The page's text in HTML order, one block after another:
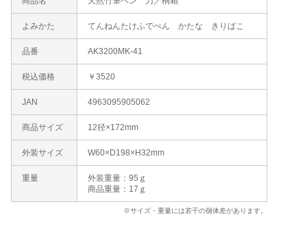
※サイズ・重量には若干の個体差があります。
よみかた てんねんたけふでぺん かたな きりばこ
品番 AK3200MK-41
税込価格 ￥3520
JAN 4963095905062
商品サイズ 12径×172mm
外装サイズ W60×D198×H32mm
重量
外装重量：95ｇ
商品重量：17ｇ